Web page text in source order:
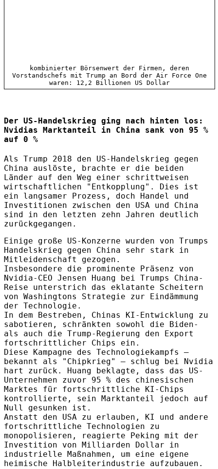
kombinierter Börsenwert der Firmen, deren
Vorstandschefs mit Trump an Bord der Air Force One
waren: 12,2 Billionen US Dollar
Der US-Handelskrieg ging nach hinten los:
Nvidias Marktanteil in China sank von 95 %
auf 0 %
Als Trump 2018 den US-Handelskrieg gegen
China auslöste, brachte er die beiden
Länder auf den Weg einer schrittweisen
wirtschaftlichen "Entkopplung". Dies ist
ein langsamer Prozess, doch Handel und
Investitionen zwischen den USA und China
sind in den letzten zehn Jahren deutlich
zurückgegangen.
Einige große US-Konzerne wurden von Trumps
Handelskrieg gegen China sehr stark in
Mitleidenschaft gezogen.
Insbesondere die prominente Präsenz von
Nvidia-CEO Jensen Huang bei Trumps China-
Reise unterstrich das eklatante Scheitern
von Washingtons Strategie zur Eindämmung
der Technologie.
In dem Bestreben, Chinas KI-Entwicklung zu
sabotieren, schränkten sowohl die Biden-
als auch die Trump-Regierung den Export
fortschrittlicher Chips ein.
Diese Kampagne des Technologiekampfs –
bekannt als "Chipkrieg" – schlug bei Nvidia
hart zurück. Huang beklagte, dass das US-
Unternehmen zuvor 95 % des chinesischen
Marktes für fortschrittliche KI-Chips
kontrollierte, sein Marktanteil jedoch auf
Null gesunken ist.
Anstatt den USA zu erlauben, KI und andere
fortschrittliche Technologien zu
monopolisieren, reagierte Peking mit der
Investition von Milliarden Dollar in
industrielle Maßnahmen, um eine eigene
heimische Halbleiterindustrie aufzubauen.